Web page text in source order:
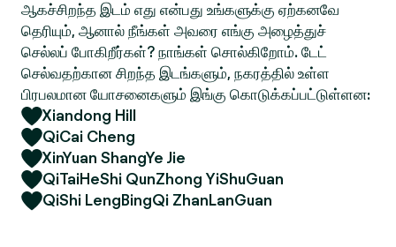
ஆகச்சிறந்த இடம் எது என்பது உங்களுக்கு ஏற்கனவே
தெரியும், ஆனால் நீங்கள் அவரை எங்கு அழைத்துச்
செல்லப் போகிறீர்கள்? நாங்கள் சொல்கிறோம். டேட்
செல்வதற்கான சிறந்த இடங்களும், நகரத்தில் உள்ள
பிரபலமான யோசனைகளும் இங்கு கொடுக்கப்பட்டுள்ளன:
Xiandong Hill
QiCai Cheng
XinYuan ShangYe Jie
QiTaiHeShi QunZhong YiShuGuan
QiShi LengBingQi ZhanLanGuan